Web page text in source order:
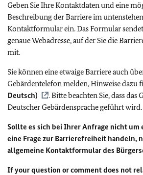
Geben Sie Ihre Kontaktdaten und eine
Beschreibung der Barriere im
Kontaktformular ein. Das Formular
genaue Webadresse, auf der Sie die
mit.
Sie können eine etwaige Barriere auch
Gebärdentelefon melden, Hinweise dazu
Deutsch)
. Bitte beachten Sie, dass das
Deutscher Gebärdensprache geführt wird.
Sollte es sich bei Ihrer Anfrage nicht um
eine Frage zur Barrierefreiheit handeln,
allgemeine Kontaktformular des
If your question or comment does not